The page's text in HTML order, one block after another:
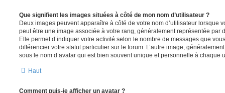
Que signifient les images situées à côté de mon nom d’utilisateur ?
Deux images peuvent apparaître à côté de votre nom d’utilisateur lorsque
peut être une image associée à votre rang, généralement représentée par
Elle permet d’indiquer votre activité selon le nombre de messages que
différencier votre statut particulier sur le forum. L’autre image,
sous le nom d’avatar qui est bien souvent unique et personnelle à chaque
Haut
Comment puis-je afficher un avatar ?